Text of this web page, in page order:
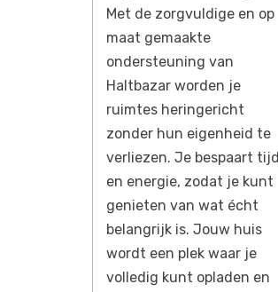
Met de zorgvuldige en op
maat gemaakte
ondersteuning van
Haltbazar worden je
ruimtes heringericht
zonder hun eigenheid te
verliezen. Je bespaart tijd
en energie, zodat je kunt
genieten van wat écht
belangrijk is. Jouw huis
wordt een plek waar je
volledig kunt opladen en